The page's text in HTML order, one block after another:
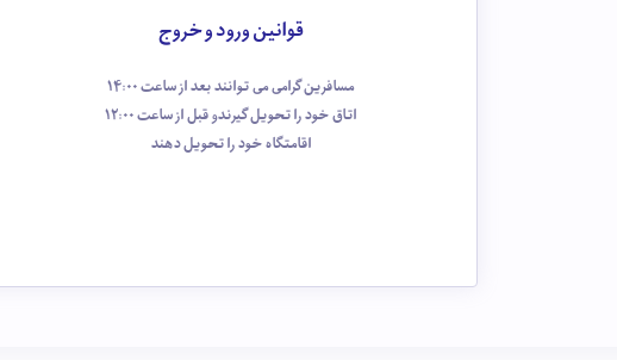
قوانین ورود و خروج
مسافرین گرامی می توانند بعد از ساعت 14:00
اتاق خود را تحویل گیرندو قبل از ساعت 12:00
اقامتگاه خود را تحویل دهند